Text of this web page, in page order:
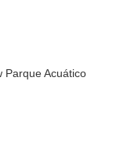
Parque Acuático